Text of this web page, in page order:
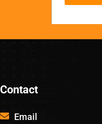
Contact
Email